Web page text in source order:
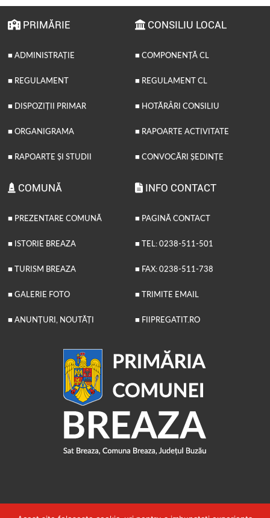
PRIMĂRIE
■ ADMINISTRAȚIE
■ REGULAMENT
■ DISPOZIȚII PRIMAR
■ ORGANIGRAMA
■ RAPOARTE ȘI STUDII
CONSILIU LOCAL
■ COMPONENȚĂ CL
■ REGULAMENT CL
■ HOTĂRÂRI CONSILIU
■ RAPOARTE ACTIVITATE
■ CONVOCĂRI ȘEDINȚE
COMUNĂ
■ PREZENTARE COMUNĂ
■ ISTORIE BREAZA
■ TURISM BREAZA
■ GALERIE FOTO
■ ANUNȚURI, NOUTĂȚI
INFO CONTACT
■ PAGINĂ CONTACT
■ TEL: 0238-511-501
■ FAX: 0238-511-738
■ TRIMITE EMAIL
■ FIIPREGATIT.RO